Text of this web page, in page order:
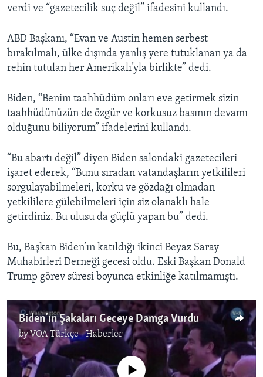
verdi ve “gazetecilik suç değil” ifadesini kullandı.
ABD Başkanı, “Evan ve Austin hemen serbest
bırakılmalı, ülke dışında yanlış yere tutuklanan ya da
rehin tutulan her Amerikalı’yla birlikte” dedi.
Biden, “Benim taahhüdüm onları eve getirmek sizin
taahhüdünüzün de özgür ve korkusuz basının devamı
olduğunu biliyorum” ifadelerini kullandı.
“Bu abartı değil” diyen Biden salondaki gazetecileri
işaret ederek, “Bunu sıradan vatandaşların yetkilileri
sorgulayabilmeleri, korku ve gözdağı olmadan
yetkililere gülebilmeleri için siz olanaklı hale
getirdiniz. Bu ulusu da güçlü yapan bu” dedi.
Bu, Başkan Biden’ın katıldığı ikinci Beyaz Saray
Muhabirleri Derneği gecesi oldu. Eski Başkan Donald
Trump görev süresi boyunca etkinliğe katılmamıştı.
Biden’ın Şakaları Geceye Damga Vurdu
byVOA Türkçe - Haberler
No media source currently available